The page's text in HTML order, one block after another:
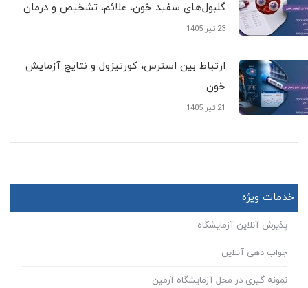
گلبول‌های سفید خون، علائم، تشخیص و درمان
23 تیر 1405
ارتباط بین استرس، کورتیزول و نتایج آزمایش
خون
21 تیر 1405
خدمات ویژه
پذیرش آنلاین آزمایشگاه
جواب دهی آنلاین
نمونه گیری در محل آزمایشگاه آرمین